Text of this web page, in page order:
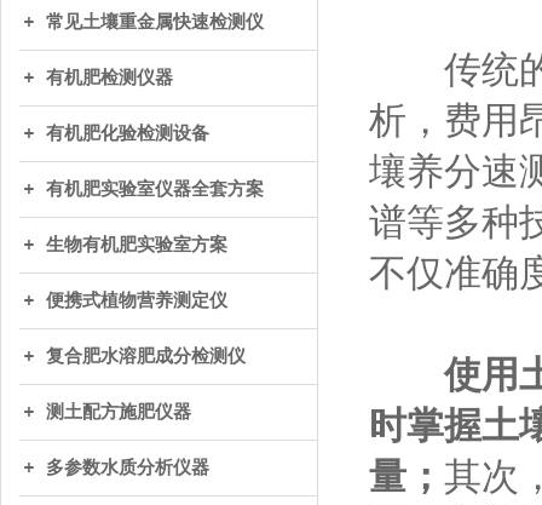
常见土壤重金属快速检测仪
有机肥检测仪器
有机肥化验检测设备
有机肥实验室仪器全套方案
生物有机肥实验室方案
便携式植物营养测定仪
复合肥水溶肥成分检测仪
测土配方施肥仪器
多参数水质分析仪器
传统的
析，费用
壤养分速
谱等多种
不仅准确
使用
时掌握土
量； 其次